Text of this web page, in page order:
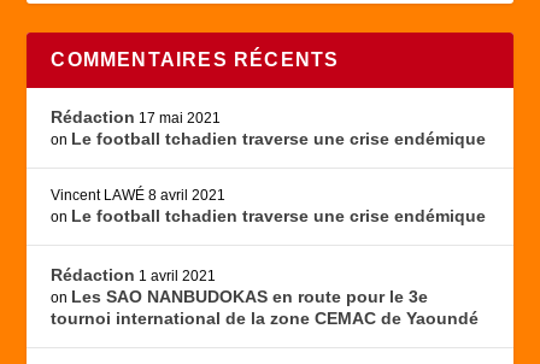
COMMENTAIRES RÉCENTS
Rédaction 17 mai 2021
on Le football tchadien traverse une crise endémique
Vincent LAWÉ 8 avril 2021
on Le football tchadien traverse une crise endémique
Rédaction 1 avril 2021
on Les SAO NANBUDOKAS en route pour le 3e
tournoi international de la zone CEMAC de Yaoundé